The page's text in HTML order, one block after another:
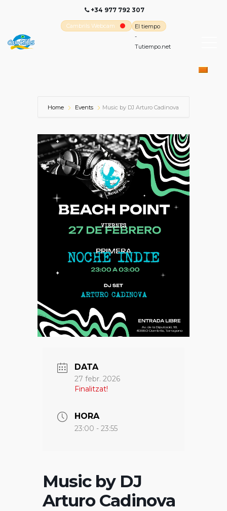
+34 977 792 307
Cambrils Webcam
El tiempo
-
Tutiempo.net
Home Events Music by DJ Arturo Cadinova
DATA
27 febr. 2026
Finalitzat!
HORA
23:00 - 23:55
Music by DJ
Arturo Cadinova